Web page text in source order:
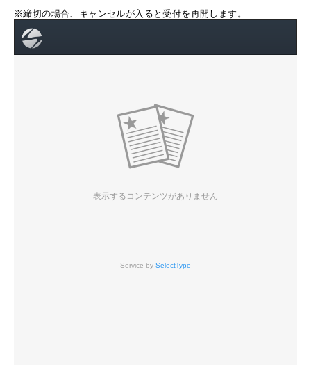
※締切の場合、キャンセルが入ると受付を再開します。